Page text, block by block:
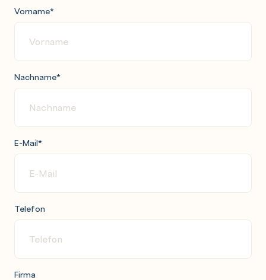
Vorname*
Nachname*
E-Mail*
Telefon
Firma